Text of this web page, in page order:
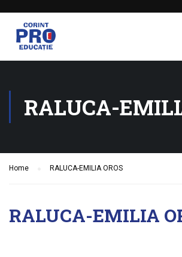
RALUCA-
Home RALUCA-EMILIA OROS
RALUCA-EMILIA